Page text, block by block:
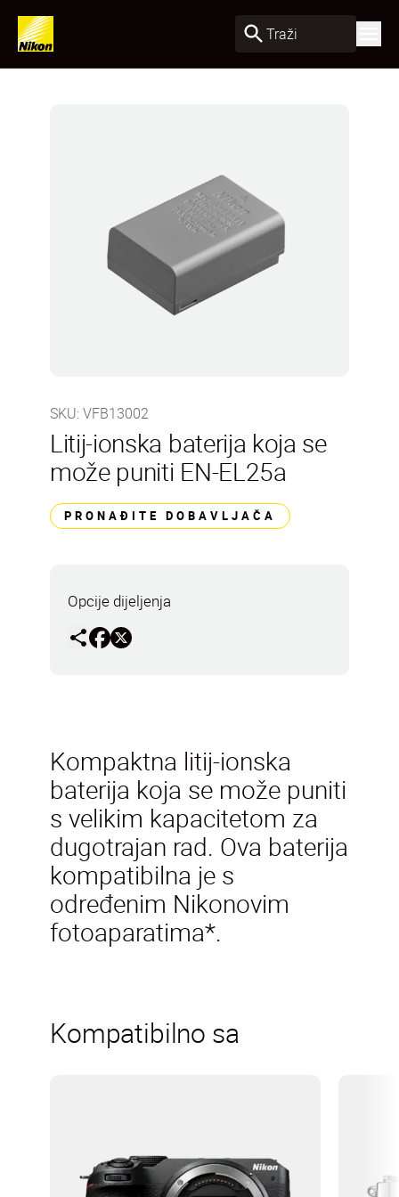
Traži
SKU:VFB13002
Litij-ionska baterija koja se
može puniti EN-EL25a
PRONAĐITE DOBAVLJAČA
Opcije dijeljenja
Kompaktna litij-ionska
baterija koja se može puniti
s velikim kapacitetom za
dugotrajan rad. Ova baterija
kompatibilna je s
određenim Nikonovim
fotoaparatima*.
Kompatibilno sa